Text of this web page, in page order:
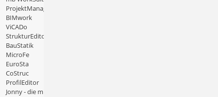
ProjektManager
BIMwork
ViCADo
StrukturEditor
BauStatik
MicroFe
EuroSta
CoStruc
ProfilEditor
Jonny - die mb-App